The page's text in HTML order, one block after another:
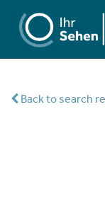
Back to search